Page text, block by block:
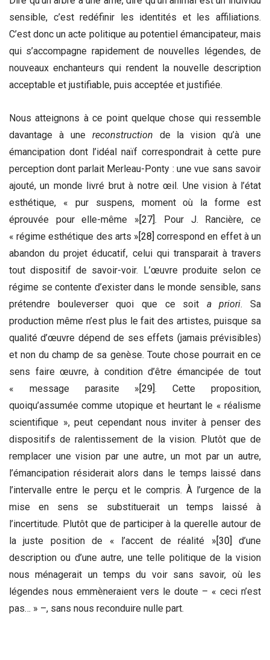
sensible, c’est redéfinir les identités et les affiliations.
C’est donc un acte politique au potentiel émancipateur, mais
qui s’accompagne rapidement de nouvelles légendes, de
nouveaux enchanteurs qui rendent la nouvelle description
acceptable et justifiable, puis acceptée et justifiée.
Nous atteignons à ce point quelque chose qui ressemble
davantage à une reconstruction de la vision qu’à une
émancipation dont l’idéal naïf correspondrait à cette pure
perception dont parlait Merleau-Ponty : une vue sans savoir
ajouté, un monde livré brut à notre œil. Une vision à l’état
esthétique, « pur suspens, moment où la forme est
éprouvée pour elle-même » [27]. Pour J. Rancière, ce
« régime esthétique des arts » [28] correspond en effet à un
abandon du projet éducatif, celui qui transparait à travers
tout dispositif de savoir-voir. L’œuvre produite selon ce
régime se contente d’exister dans le monde sensible, sans
prétendre bouleverser quoi que ce soit a priori. Sa
production même n’est plus le fait des artistes, puisque sa
qualité d’œuvre dépend de ses effets (jamais prévisibles)
et non du champ de sa genèse. Toute chose pourrait en ce
sens faire œuvre, à condition d’être émancipée de tout
« message parasite » [29]. Cette proposition,
quoiqu’assumée comme utopique et heurtant le « réalisme
scientifique », peut cependant nous inviter à penser des
dispositifs de ralentissement de la vision. Plutôt que de
remplacer une vision par une autre, un mot par un autre,
l’émancipation résiderait alors dans le temps laissé dans
l’intervalle entre le perçu et le compris. À l’urgence de la
mise en sens se substituerait un temps laissé à
l’incertitude. Plutôt que de participer à la querelle autour de
la juste position de « l’accent de réalité » [30]
d’une
description ou d’une autre, une telle politique de la vision
nous ménagerait un temps du voir sans savoir, où les
légendes nous emmèneraient vers le doute – « ceci n’est
pas… » –, sans nous reconduire nulle part.